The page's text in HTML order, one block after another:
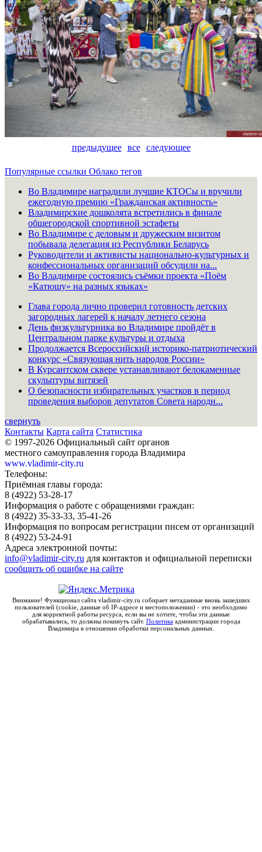
предыдущее все следующее
Популярные ссылки Облако тегов
Во Владимире наградили лучшие КТОСы и вручили
ежегодную премию «Гражданская активность»
Владимирские дошколята встретились в финале
общегородской спортивной эстафеты
Во Владимире с деловым и дружеским визитом
побывала делегация из Республики Беларусь
Руководители и активисты национально-культурных и
конфессиональных организаций обсудили на...
Во Владимире состоялись съёмки проекта «Поём
«Катюшу» на разных языках»
Глава города лично проверил готовность детских
загородных лагерей к началу летнего сезона
День физкультурника во Владимире пройдёт в
Центральном парке культуры и отдыха
Продолжается Всероссийский историко-патриотический
конкурс «Связующая нить народов России»
В Курсантском сквере устанавливают белокаменные
скульптуры витязей
О безопасности избирательных участков в период
проведения выборов депутатов Совета народн...
свернуть
Контакты Карта сайта Статистика
© 1997-2026 Официальный сайт органов
местного самоуправления города Владимира
www.vladimir-city.ru
Телефоны:
Приёмная главы города:
8 (4922) 53-28-17
Информация о работе с обращениями граждан:
8 (4922) 35-33-33, 35-41-26
Информация по вопросам регистрации писем от организаций
8 (4922) 53-24-91
Адреса электронной почты:
info@vladimir-city.ru для контактов и официальной переписки
сообщить об ошибке на сайте
Внимание! Функционал сайта vladimir-city.ru собирает метаданные вновь зашедших
пользователей (cookie, данные об IP-адресе и местоположении) - это необходимо
для корректной работы ресурса, если вы не хотите, чтобы эти данные
обрабатывались, то должны покинуть сайт. Политикаадминистрации города
Владимира в отношении обработки персональных данных.